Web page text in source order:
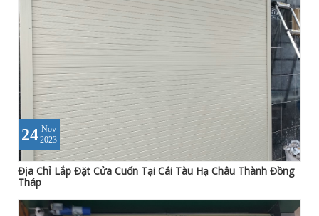
24 Nov
2023
Địa Chỉ Lắp Đặt Cửa Cuốn Tại Cái Tàu Hạ Châu Thành Đồng
Tháp